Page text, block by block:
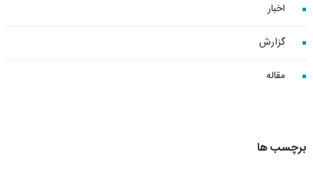
اخبار
گزارش
مقاله
برچسب ها